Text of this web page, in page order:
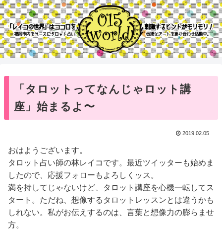
「タロットってなんじゃロット講
座」始まるよ〜
2019.02.05
おはようございます。
タロット占い師の林レイコです。最近ツイッターも始めま
したので、応援フォローもよろしくッス。
満を持してじゃないけど、タロット講座を心機一転してス
タート。ただね、想像するタロットレッスンとは違うかも
しれない。私がお伝えするのは、言葉と想像力の膨らませ
方。